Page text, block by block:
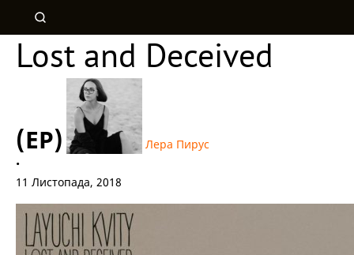
Lost and Deceived
(EP)
Лера Пирус
•
11 Листопада, 2018